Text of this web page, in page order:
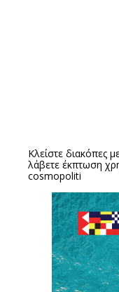
Κλείστε διακόπες
λάβετε έκπτωση
cosmopoliti